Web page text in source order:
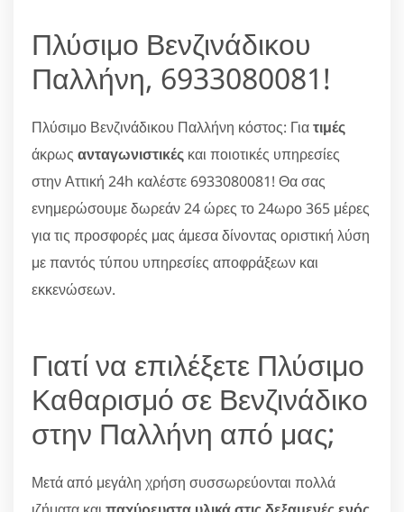
Πλύσιμο Βενζινάδικου
Παλλήνη, 6933080081!
Πλύσιμο Βενζινάδικου Παλλήνη κόστος: Γιατιμές
άκρως ανταγωνιστικές και ποιοτικές υπηρεσίες
στην Αττική 24h καλέστε 6933080081! Θα σας
ενημερώσουμε δωρεάν 24 ώρες το 24ωρο 365 μέρες
για τις προσφορές μας άμεσα δίνοντας οριστική λύση
με παντός τύπου υπηρεσίες αποφράξεων και
εκκενώσεων.
Γιατί να επιλέξετε Πλύσιμο
Καθαρισμό σε Βενζινάδικο
στην Παλλήνη από μας;
Μετά από μεγάλη χρήση συσσωρεύονται πολλά